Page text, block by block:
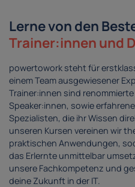
Lerne von den
Trainer:innen und
powertowork steht für
einem Team ausgewiesener
Trainer:innen sind
Speaker:innen, sowie
Spezialisten, die ihr Wissen
unseren Kursen vereinen wir
praktischen Anwendungen,
das Erlernte unmittelbar
unsere Fachkompetenz und
deine Zukunft in der IT.